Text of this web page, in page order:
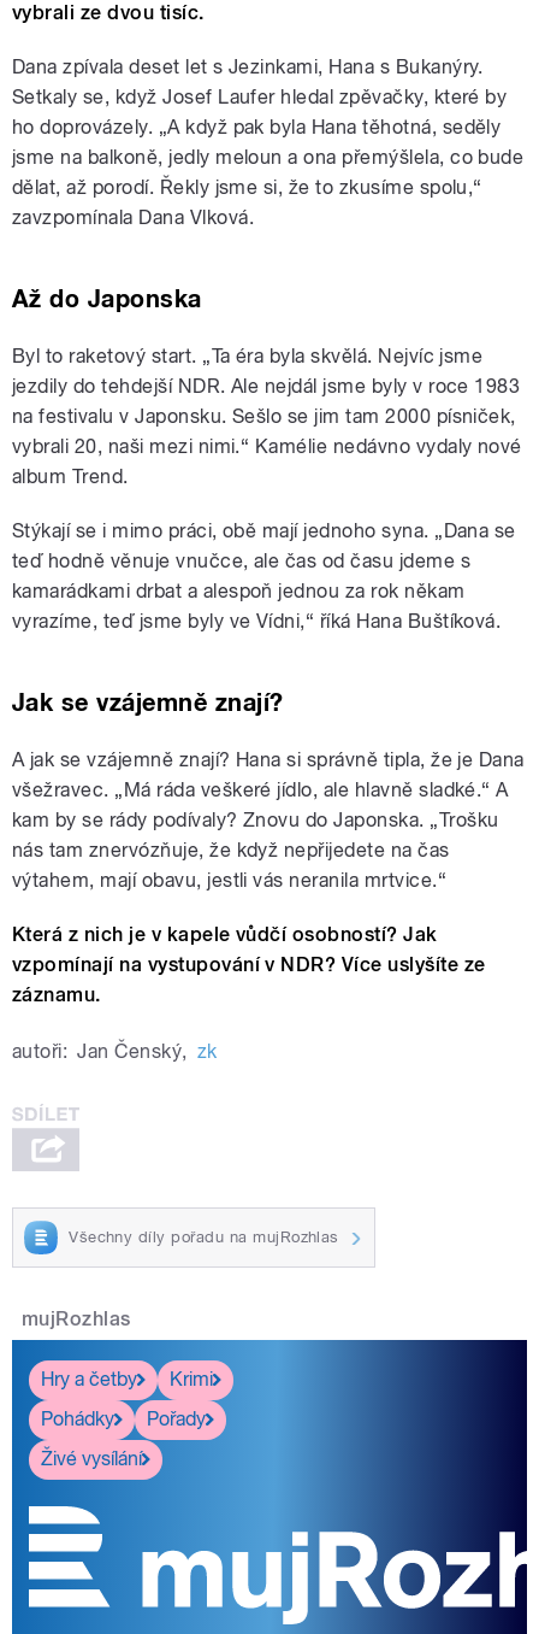
vybrali ze dvou tisíc.
Dana zpívala deset let s Jezinkami, Hana s Bukanýry.
Setkaly se, když Josef Laufer hledal zpěvačky, které by
ho doprovázely. „A když pak byla Hana těhotná, seděly
jsme na balkoně, jedly meloun a ona přemýšlela, co bude
dělat, až porodí. Řekly jsme si, že to zkusíme spolu,“
zavzpomínala Dana Vlková.
Až do Japonska
Byl to raketový start. „Ta éra byla skvělá. Nejvíc jsme
jezdily do tehdejší NDR. Ale nejdál jsme byly v roce 1983
na festivalu v Japonsku. Sešlo se jim tam 2000 písniček,
vybrali 20, naši mezi nimi.“ Kamélie nedávno vydaly nové
album Trend.
Stýkají se i mimo práci, obě mají jednoho syna. „Dana se
teď hodně věnuje vnučce, ale čas od času jdeme s
kamarádkami drbat a alespoň jednou za rok někam
vyrazíme, teď jsme byly ve Vídni,“ říká Hana Buštíková.
Jak se vzájemně znají?
A jak se vzájemně znají? Hana si správně tipla, že je Dana
všežravec. „Má ráda veškeré jídlo, ale hlavně sladké.“ A
kam by se rády podívaly? Znovu do Japonska. „Trošku
nás tam znervózňuje, že když nepřijedete na čas
výtahem, mají obavu, jestli vás neranila mrtvice.“
Která z nich je v kapele vůdčí osobností? Jak
vzpomínají na vystupování v NDR? Více uslyšíte ze
záznamu.
autoři: Jan Čenský, zk
Všechny díly pořadu na mujRozhlas
mujRozhlas
Hry a četby
Krimi
Pohádky
Pořady
Živé vysílání